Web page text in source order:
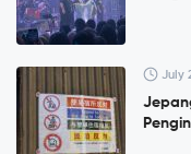
July